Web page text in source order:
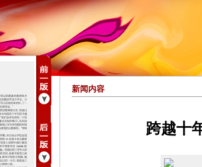
新闻内容
跨越十